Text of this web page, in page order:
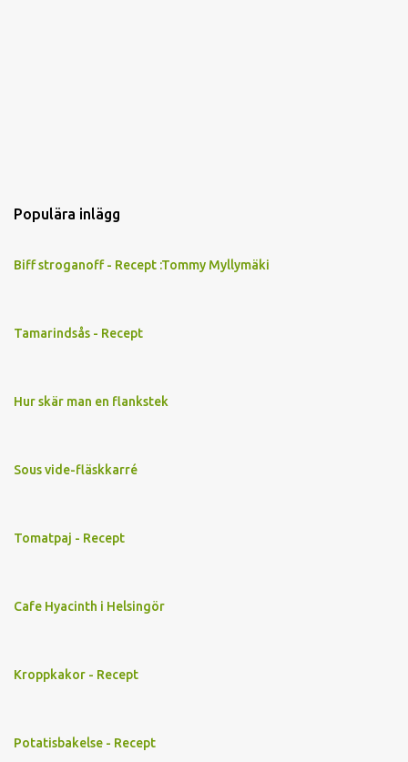
Populära inlägg
Biff stroganoff - Recept :Tommy Myllymäki
Tamarindsås - Recept
Hur skär man en flankstek
Sous vide-fläskkarré
Tomatpaj - Recept
Cafe Hyacinth i Helsingör
Kroppkakor - Recept
Potatisbakelse - Recept